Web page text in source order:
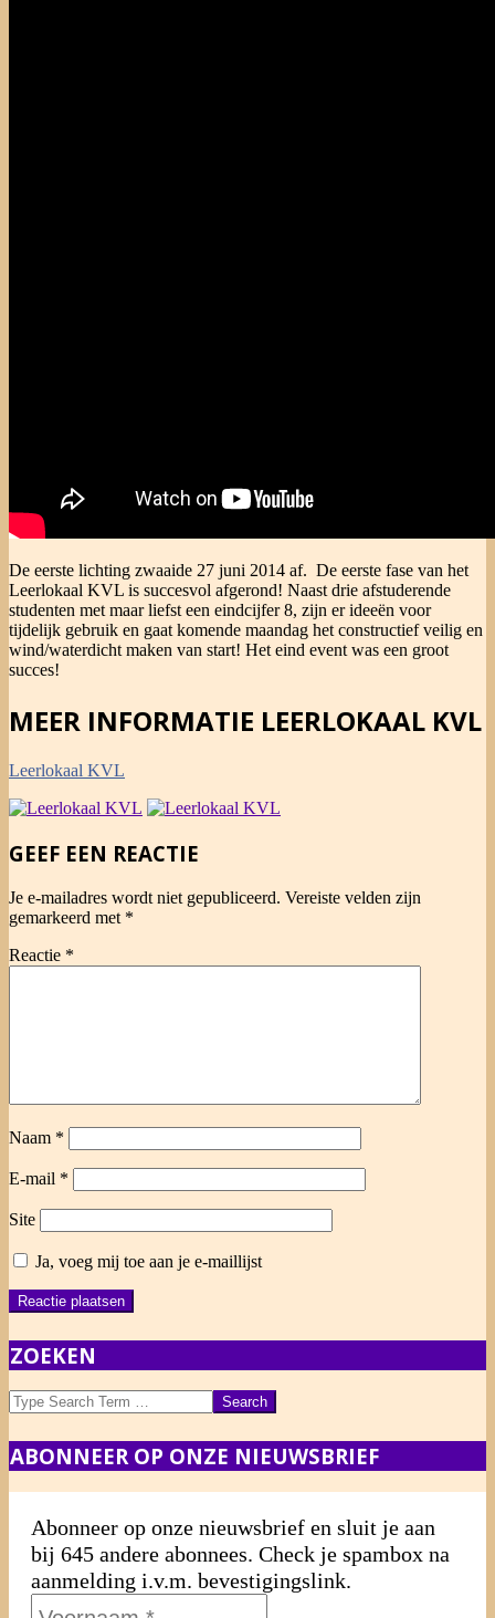
De eerste lichting zwaaide 27 juni 2014 af. De eerste fase van het
Leerlokaal KVL is succesvol afgerond! Naast drie afstuderende
studenten met maar liefst een eindcijfer 8, zijn er ideeën voor
tijdelijk gebruik en gaat komende maandag het constructief veilig en
wind/waterdicht maken van start! Het eind event was een groot
succes!
MEER INFORMATIE LEERLOKAAL KVL
Leerlokaal KVL
2014-
06-
GEEF EEN REACTIE
Je e-mailadres wordt niet gepubliceerd. Vereiste velden zijn
gemarkeerd met *
Reactie *
Naam *
E-mail *
Site
Ja, voeg mij toe aan je e-maillijst
ZOEKEN
Search
ABONNEER OP ONZE NIEUWSBRIEF
Abonneer op onze nieuwsbrief en sluit je aan
bij 645 andere abonnees. Check je spambox na
aanmelding i.v.m. bevestigingslink.